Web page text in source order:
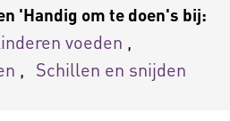
'Handig om te doen's bij:
voeden
Schillen en snijden